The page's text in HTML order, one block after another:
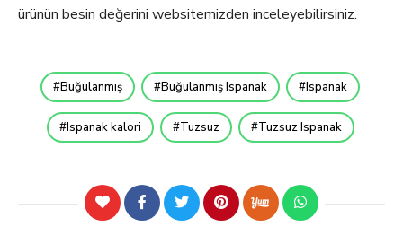
ürünün besin değerini websitemizden inceleyebilirsiniz.
Buğulanmış Buğulanmış Ispanak Ispanak
Ispanak kalori Tuzsuz Tuzsuz Ispanak